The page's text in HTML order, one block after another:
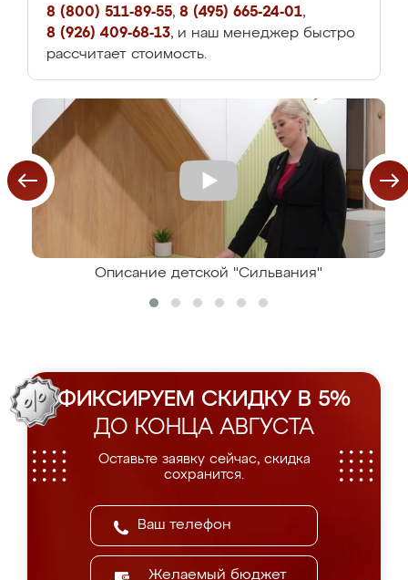
8 (800) 511-89-55, 8 (495) 665-24-01,
8 (926) 409-68-13, и наш менеджер быстро
рассчитает стоимость.
Описание детской "Сильвания"
ФИКСИРУЕМ СКИДКУ В 5%
ДО КОНЦА АВГУСТА
Оставьте заявку сейчас, скидка
сохранится.
Желаемый бюджет